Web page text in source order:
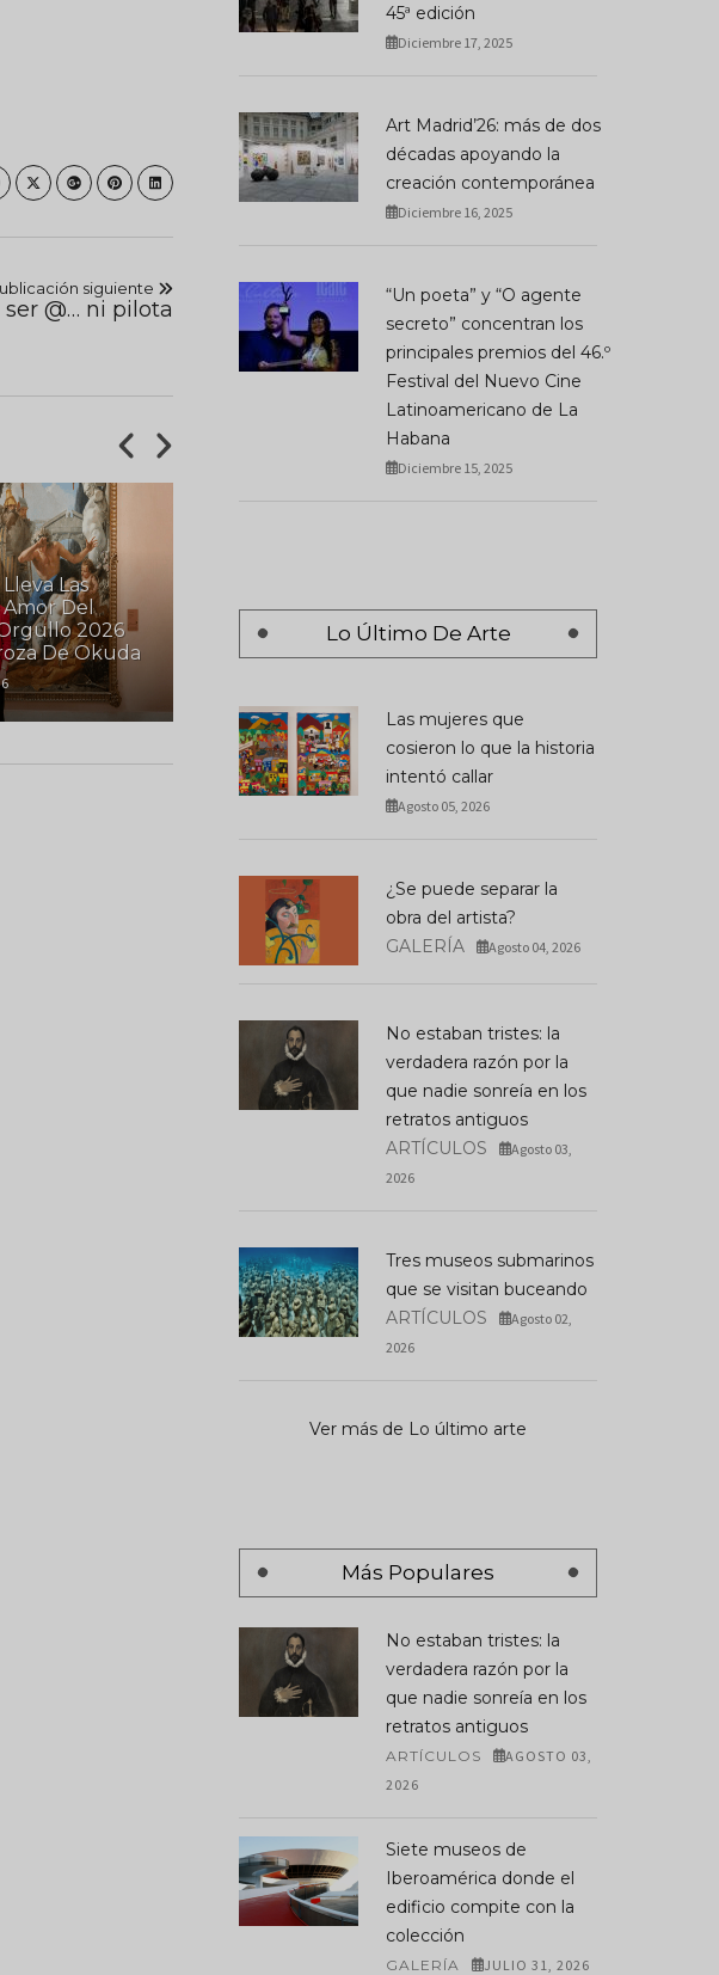
siguiente
@… ni pilota
Las
Del
2026
De Okuda
Picasso De 35 Millones
Convivió Con Una Pista De
Baile
Dónde Ir Con Niños
Autismo Y Sentirse
Bienvenidos
45ª edición
Diciembre 17, 2025
Art Madrid’26: más de dos
décadas apoyando la
creación contemporánea
Diciembre 16, 2025
“Un poeta” y “O agente
secreto” concentran los
principales premios del 46.º
Festival del Nuevo Cine
Latinoamericano de La
Habana
Diciembre 15, 2025
Lo Último De Arte
Las mujeres que
cosieron lo que la historia
intentó callar
Agosto 05, 2026
¿Se puede separar la
obra del artista?
GALERÍA
Agosto 04, 2026
No estaban tristes: la
verdadera razón por la
que nadie sonreía en los
retratos antiguos
ARTÍCULOS
Agosto 03,
2026
Tres museos submarinos
que se visitan buceando
ARTÍCULOS
Agosto 02,
2026
Ver más de Lo último arte
Más Populares
No estaban tristes: la
verdadera razón por la
que nadie sonreía en los
retratos antiguos
ARTÍCULOS
AGOSTO 03,
2026
Siete museos de
Iberoamérica donde el
edificio compite con la
colección
GALERÍA JULIO 31, 2026